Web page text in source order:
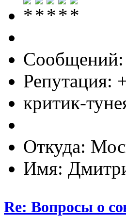
Сообщений:
Репутация:
критик-
Откуда:
Имя:
Re: Вопросы о